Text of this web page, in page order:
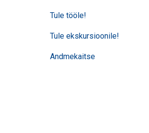
Tule tööle!
Tule ekskursioonile!
Andmekaitse